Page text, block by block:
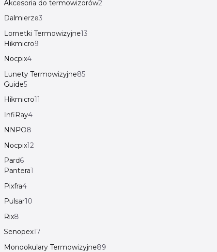
Akcesoria do termowizorów2
Dalmierze3
Lornetki Termowizyjne13
Hikmicro9
Nocpix4
Lunety Termowizyjne85
Guide5
Hikmicro11
InfiRay4
NNPO8
Nocpix12
Pard6
Pantera1
Pixfra4
Pulsar10
Rix8
Senopex17
Monookulary Termowizyjne89